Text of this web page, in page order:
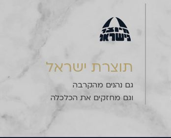
תוצרת ישראל
גם נהנים מהקרבה
וגם מחזקים את הכלכלה